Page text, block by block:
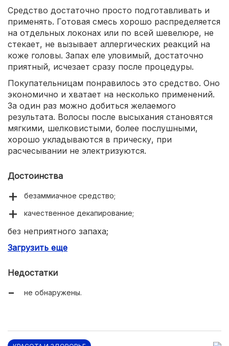
Средство достаточно просто подготавливать и
применять. Готовая смесь хорошо распределяется
на отдельных локонах или по всей шевелюре, не
стекает, не вызывает аллергических реакций на
коже головы. Запах еле уловимый, достаточно
приятный, исчезает сразу после процедуры.
Покупательницам понравилось это средство. Оно
экономично и хватает на несколько применений.
За один раз можно добиться желаемого
результата. Волосы после высыхания становятся
мягкими, шелковистыми, более послушными,
хорошо укладываются в прическу, при
расчесывании не электризуются.
Достоинства
безаммиачное средство;
качественное декапирование;
без неприятного запаха;
Загрузить еще
Недостатки
не обнаружены.